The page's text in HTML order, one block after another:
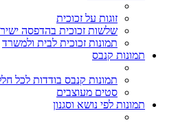
זוגות על זכוכית
שלשות זכוכית בהדפסה
תמונות זכוכית לבית ולמשרד
תמונות קנבס
תמונות קנבס בודדות לכל
סטים מעוצבים
תמונות לפי נושא וסגנון